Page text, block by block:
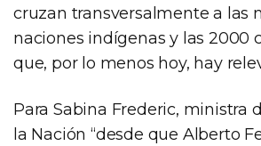
cruzan transversalmente a las
naciones indígenas y las 2000
que, por lo menos hoy, hay
Para Sabina Frederic, ministra
la Nación “desde que Alberto